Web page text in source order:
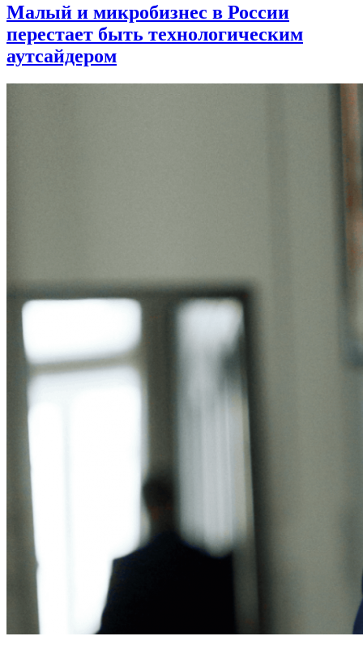
Малый и микробизнес в России
перестает быть технологическим
аутсайдером